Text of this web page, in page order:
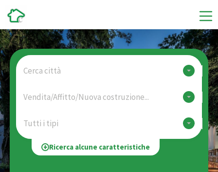
Cerca città
Vendita/Affitto/Nuova costruzione...
Tutti i tipi
Ricerca alcune caratteristiche